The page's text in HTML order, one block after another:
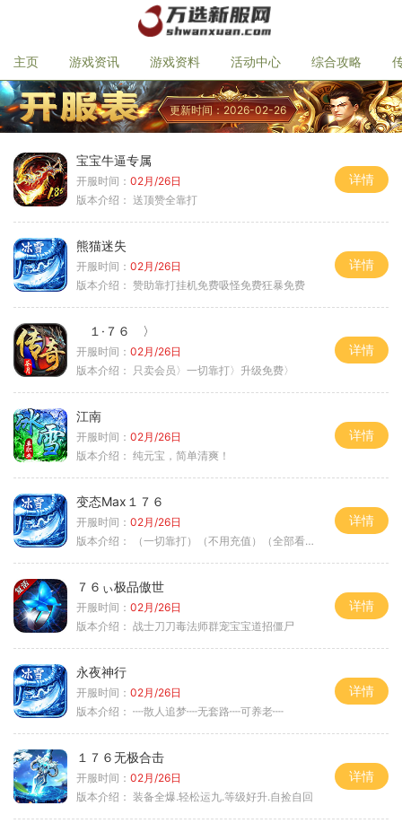
主页 游戏资讯 游戏资料 活动中心 综合攻略
更新时间：2026-02-26
宝宝牛逼专属
开服时间： 02月/26日
版本介绍： 送顶赞全靠打
详情
熊猫迷失
开服时间： 02月/26日
版本介绍： 赞助靠打挂机免费吸怪免费狂暴免费
详情
１·７６ 〉
开服时间： 02月/26日
版本介绍： 只卖会员〉一切靠打〉升级免费〉
详情
江南
开服时间： 02月/26日
版本介绍： 纯元宝，简单清爽！
详情
变态Max１７６
开服时间： 02月/26日
版本介绍：
（一切靠打）（不用充值）（全部看脸）
详情
７６ぃ极品傲世
开服时间： 02月/26日
版本介绍： 战士刀刀毒法师群宠宝宝道招僵尸
详情
永夜神行
开服时间： 02月/26日
版本介绍： ┉散人追梦┉无套路┉可养老┉
详情
１７６无极合击
开服时间： 02月/26日
版本介绍： 装备全爆.轻松运九.等级好升.自捡自回
详情